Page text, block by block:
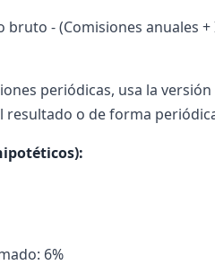
bruto - (Comisiones anuales
periódicas, usa la
resultado o de forma
6%